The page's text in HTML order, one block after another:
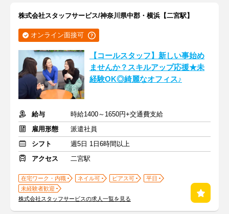
株式会社スタッフサービス/神奈川県中郡・横浜【二宮駅】
オンライン面接可
【コールスタッフ】新しい事始め
ませんか？スキルアップ応援★未
経験OK◎綺麗なオフィス♪
給与
時給1400～1650円+交通費支給
雇用形態
派遣社員
シフト
週5日 1日6時間以上
アクセス
二宮駅
在宅ワーク・内職 ネイル可 ピアス可
平日
未経験者歓迎
株式会社スタッフサービスの求人一覧を見る